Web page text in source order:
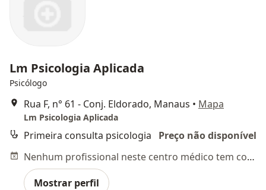
Lm Psicologia Aplicada
Psicólogo
Rua F, n° 61 - Conj. Eldorado, Manaus • Mapa
Lm Psicologia Aplicada
Primeira consulta psicologia
Preço não disponível
Nenhum profissional neste centro médico tem consultas disponíveis
Mostrar perfil